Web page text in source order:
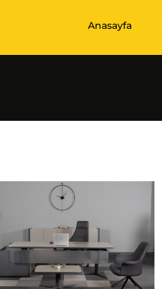
Anasayfa